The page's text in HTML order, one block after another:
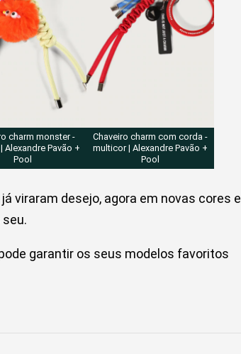
charm monster -
Alexandre Pavão +
Pool
Chaveiro charm com corda -
multicor | Alexandre Pavão +
Pool
viraram desejo, agora em novas cores e
garantir os seus modelos favoritos